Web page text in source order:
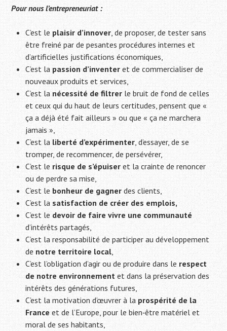
Pour nous l’entrepreneuriat :
C’est leplaisir d’innover, de proposer, de tester sans
être freiné par de pesantes procédures internes et
d’artificielles justifications économiques,
C’est lapassion d’inventer et de commercialiser de
nouveaux produits et services,
C’est la nécessité de filtrer le bruit de fond de celles
et ceux qui du haut de leurs certitudes, pensent que «
ça a déjà été fait ailleurs » ou que « ça ne marchera
jamais »,
C’est la liberté d’expérimenter, d’essayer, de se
tromper, de recommencer, de persévérer,
C’est le risque de s’épuiser et la crainte de renoncer
ou de perdre sa mise,
C’est le bonheur de gagner des clients,
C’est la satisfaction de créer des emplois,
C’est le devoir de faire vivre une communauté
d’intérêts partagés,
C’est la responsabilité de participer au développement
de notre territoire local,
C’est l’obligation d’agir ou de produire dans lerespect
de notre environnement et dans la préservation des
intérêts des générations futures,
C’est la motivation d’œuvrer à la prospérité de la
Franceet de l’Europe, pour le bien‐être matériel et
moral de ses habitants,